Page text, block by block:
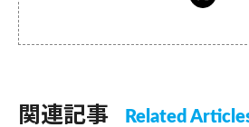
関連記事 Related